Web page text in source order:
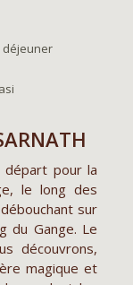
déjeuner
pour la
le long des
sur
du Gange. Le
découvrons,
magique et